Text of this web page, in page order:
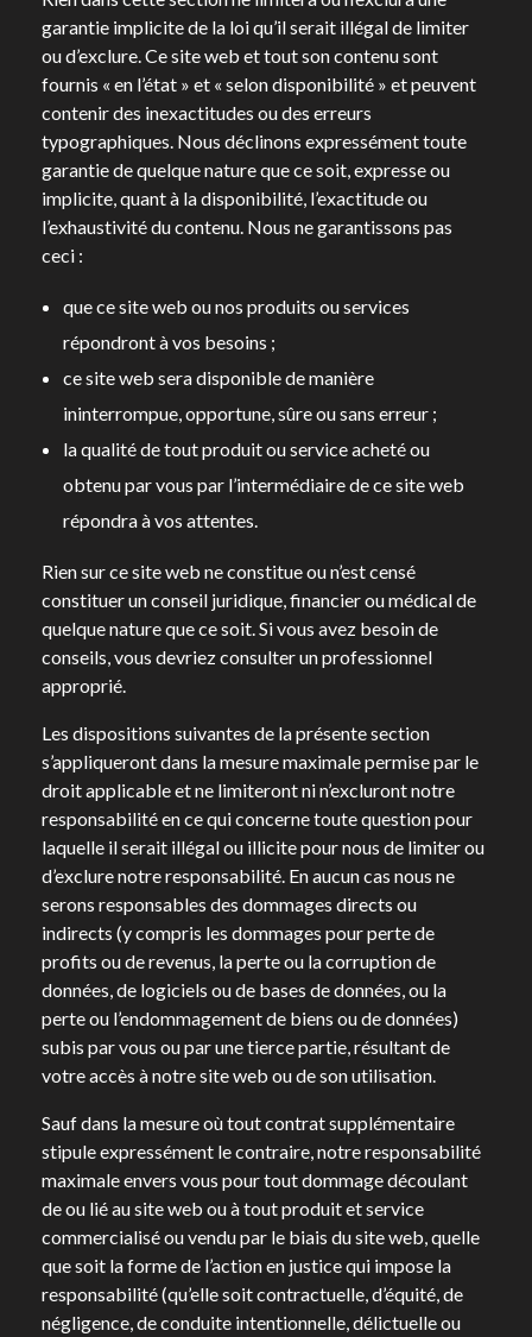
garantie implicite de la loi qu’il serait illégal de limiter
ou d’exclure. Ce site web et tout son contenu sont
fournis « en l’état » et « selon disponibilité » et peuvent
contenir des inexactitudes ou des erreurs
typographiques. Nous déclinons expressément toute
garantie de quelque nature que ce soit, expresse ou
implicite, quant à la disponibilité, l’exactitude ou
l’exhaustivité du contenu. Nous ne garantissons pas
ceci :
que ce site web ou nos produits ou services
répondront à vos besoins ;
ce site web sera disponible de manière
ininterrompue, opportune, sûre ou sans erreur ;
la qualité de tout produit ou service acheté ou
obtenu par vous par l’intermédiaire de ce site web
répondra à vos attentes.
Rien sur ce site web ne constitue ou n’est censé
constituer un conseil juridique, financier ou médical de
quelque nature que ce soit. Si vous avez besoin de
conseils, vous devriez consulter un professionnel
approprié.
Les dispositions suivantes de la présente section
s’appliqueront dans la mesure maximale permise par le
droit applicable et ne limiteront ni n’excluront notre
responsabilité en ce qui concerne toute question pour
laquelle il serait illégal ou illicite pour nous de limiter ou
d’exclure notre responsabilité. En aucun cas nous ne
serons responsables des dommages directs ou
indirects (y compris les dommages pour perte de
profits ou de revenus, la perte ou la corruption de
données, de logiciels ou de bases de données, ou la
perte ou l’endommagement de biens ou de données)
subis par vous ou par une tierce partie, résultant de
votre accès à notre site web ou de son utilisation.
Sauf dans la mesure où tout contrat supplémentaire
stipule expressément le contraire, notre responsabilité
maximale envers vous pour tout dommage découlant
de ou lié au site web ou à tout produit et service
commercialisé ou vendu par le biais du site web, quelle
que soit la forme de l’action en justice qui impose la
responsabilité (qu’elle soit contractuelle, d’équité, de
négligence, de conduite intentionnelle, délictuelle ou